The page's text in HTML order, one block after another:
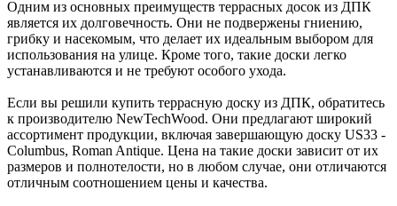
Одним из основных преимуществ террасных досок из ДПК
является их долговечность. Они не подвержены гниению,
грибку и насекомым, что делает их идеальным выбором для
использования на улице. Кроме того, такие доски легко
устанавливаются и не требуют особого ухода.
Если вы решили купить террасную доску из ДПК, обратитесь
к производителю NewTechWood. Они предлагают широкий
ассортимент продукции, включая завершающую доску US33 -
Columbus, Roman Antique. Цена на такие доски зависит от их
размеров и полнотелости, но в любом случае, они отличаются
отличным соотношением цены и качества.